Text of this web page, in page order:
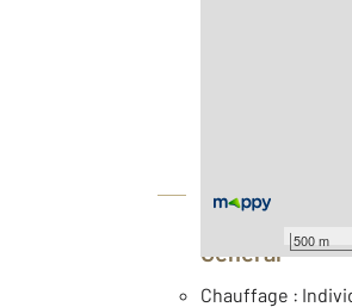
500 m
Général
Chauffage :